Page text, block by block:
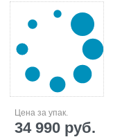
Цена за упак.
34 990 руб.